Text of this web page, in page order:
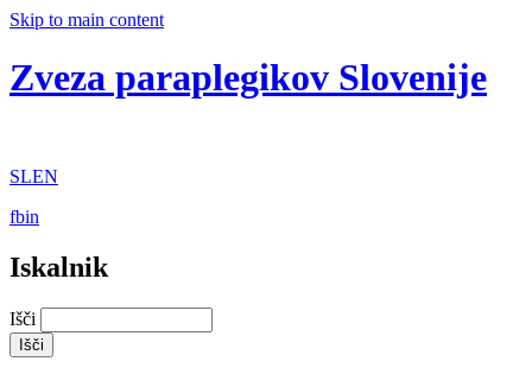
Skip to main content
Zveza paraplegikov Slovenije
SLEN
fbin
Iskalnik
Išči